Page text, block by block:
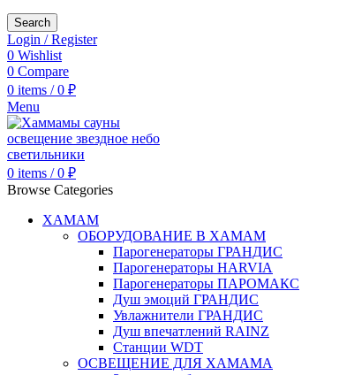
Search
Login / Register
0 Wishlist
0 Compare
0 items / 0 ₽
Menu
0 items / 0 ₽
Browse Categories
ХАМАМ
ОБОРУДОВАНИЕ В ХАМАМ
Парогенераторы ГРАНДИС
Парогенераторы HARVIA
Парогенераторы ПАРОМАКС
Душ эмоций ГРАНДИС
Увлажнители ГРАНДИС
Душ впечатлений RAINZ
Станции WDT
ОСВЕЩЕНИЕ ДЛЯ ХАМАМА